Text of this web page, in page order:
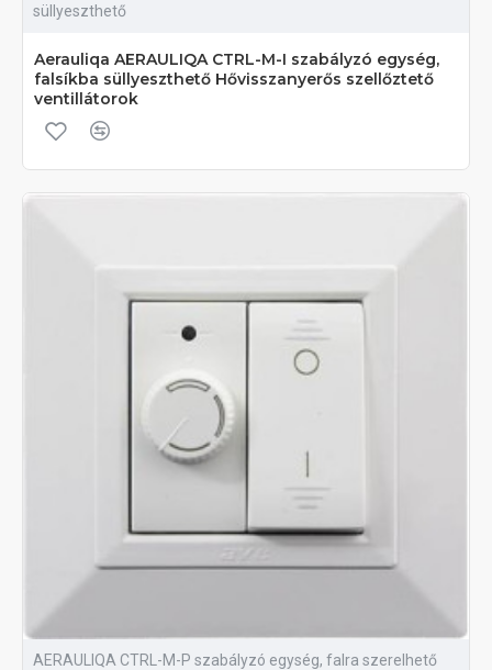
süllyeszthető
Aerauliqa AERAULIQA CTRL-M-I szabályzó egység,
falsíkba süllyeszthető Hővisszanyerős szellőztető
ventillátorok
AERAULIQA CTRL-M-P szabályzó egység, falra szerelhető